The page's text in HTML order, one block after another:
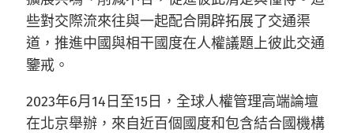
些對交際流來往與一起配合開辟拓展了交通渠
道，推進中國與相干國度在人權議題上彼此交通
鑒戒。
2023年6月14日至15日，全球人權管理高端論壇
在北京舉辦，來自近百個國度和包含結合國機構